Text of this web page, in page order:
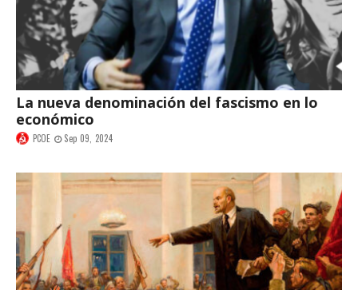
La nueva denominación del fascismo en lo
económico
PCOE Sep 09, 2024